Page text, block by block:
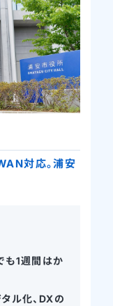
対応。浦安
も1週間はか
ル化、DXの